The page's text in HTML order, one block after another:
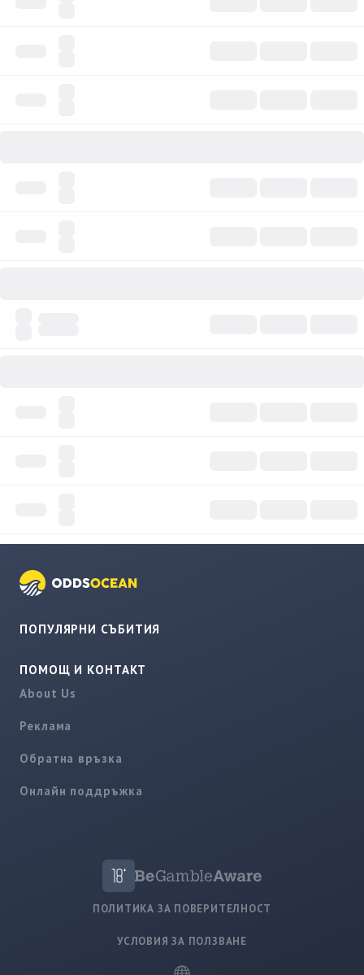
ПОПУЛЯРНИ СЪБИТИЯ
ПОМОЩ И КОНТАКТ
About Us
Реклама
Обратна връзка
Онлайн поддръжка
ПОЛИТИКА ЗА ПОВЕРИТЕЛНОСТ
УСЛОВИЯ ЗА ПОЛЗВАНЕ